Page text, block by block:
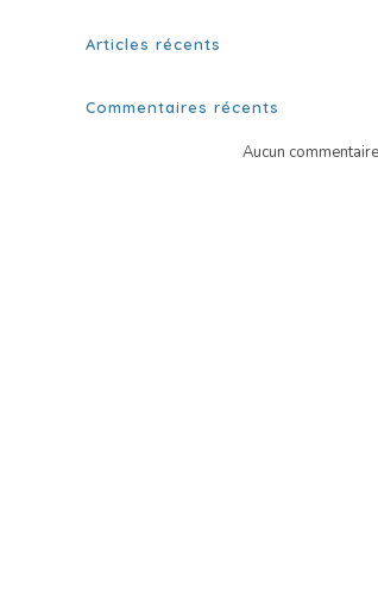
Articles récents
Commentaires récents
Aucun